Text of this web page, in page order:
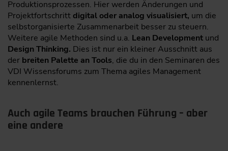
Produktionsprozessen. Hier werden Änderungen und
Projektfortschritt digital oder analog visualisiert, um die
selbstorganisierte Zusammenarbeit besser zu steuern.
Weitere agile Methoden sind u.a. Lean Development und
Design Thinking. Dies ist nur ein kleiner Ausschnitt aus
der breiten Palette an Tools, die du in den Seminaren des
VDI Wissensforums zum Thema agiles Management
kennenlernst.
Auch agile Teams brauchen Führung – aber
eine andere